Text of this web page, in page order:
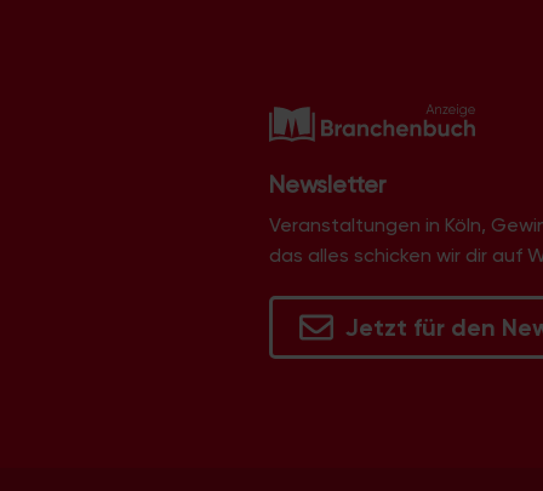
g
a
t
i
o
Newsletter
Veranstaltungen in Köln,
das alles schicken wir dir auf
Jetzt für den